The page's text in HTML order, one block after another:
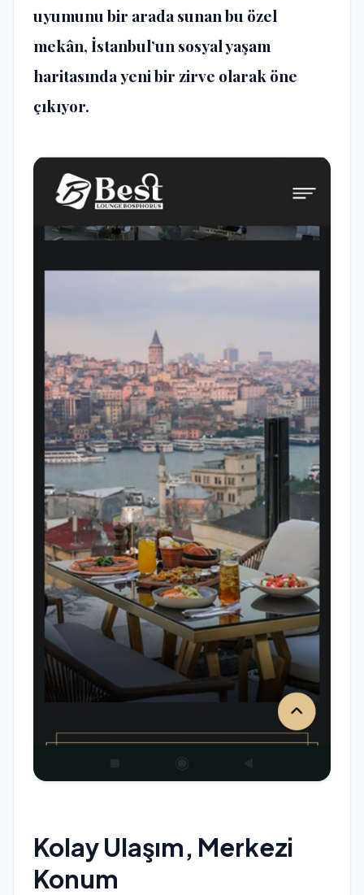
uyumunu bir arada sunan bu özel
mekân, İstanbul’un sosyal yaşam
haritasındayeni bir zirve olarak öne
çıkıyor.
Kolay Ulaşım, Merkezi
Konum